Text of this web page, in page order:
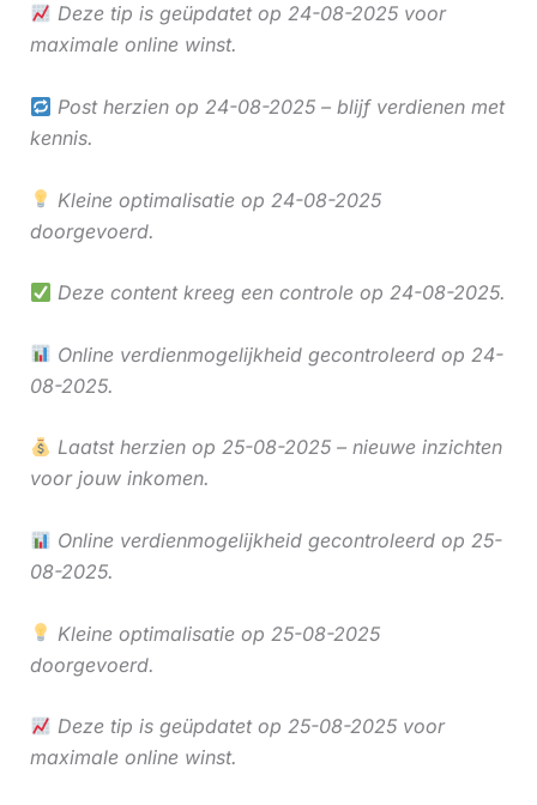
Deze tip is geüpdatet op 24-08-2025 voor
maximale online winst.
Post herzien op 24-08-2025 – blijf verdienen met
kennis.
Kleine optimalisatie op 24-08-2025
doorgevoerd.
Deze content kreeg een controle op 24-08-2025.
Online verdienmogelijkheid gecontroleerd op 24-
08-2025.
Laatst herzien op 25-08-2025 – nieuwe inzichten
voor jouw inkomen.
Online verdienmogelijkheid gecontroleerd op 25-
08-2025.
Kleine optimalisatie op 25-08-2025
doorgevoerd.
Deze tip is geüpdatet op 25-08-2025 voor
maximale online winst.